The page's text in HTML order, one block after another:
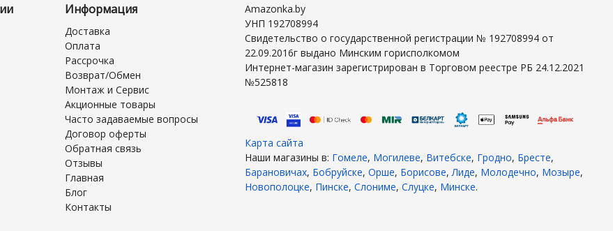
Информация
Доставка
Оплата
Рассрочка
Возврат/Обмен
Монтаж и Сервис
Акционные товары
Часто задаваемые вопросы
Договор оферты
Обратная связь
Отзывы
Главная
Блог
Контакты
Amazonka.by
УНП 192708994
Свидетельство о государственной регистрации № 192708994 от
22.09.2016г выдано Минским горисполкомом
Интернет-магазин зарегистрирован в Торговом реестре РБ 24.12.2021
№525818
Карта сайта
Наши магазины в: Гомеле, Могилеве, Витебске, Гродно, Бресте,
Барановичах, Бобруйске,Орше, Борисове, Лиде, Молодечно, Мозыре,
Новополоцке, Пинске,Слониме,Слуцке, Минске.